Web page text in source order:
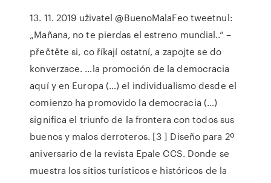
13. 11. 2019 uživatel @BuenoMalaFeo tweetnul:
„Mañana, no te pierdas el estreno mundial..“ –
přečtěte si, co říkají ostatní, a zapojte se do
konverzace. …la promoción de la democracia
aquí y en Europa (…) el individualismo desde el
comienzo ha promovido la democracia (…)
significa el triunfo de la frontera con todos sus
buenos y malos derroteros. [3 ] Diseño para 2º
aniversario de la revista Epale CCS. Donde se
muestra los sitios turísticos e históricos de la